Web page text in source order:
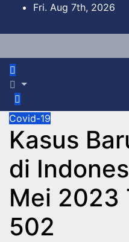
content
Fri. Aug 7th, 2026
Covid-19
Kasus
di
Mei 2023
502